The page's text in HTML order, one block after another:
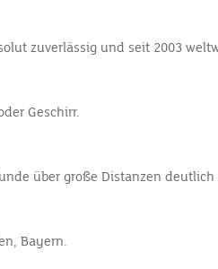
zuverlässig und seit 2003
Geschirr.
über große Distanzen
Bayern.